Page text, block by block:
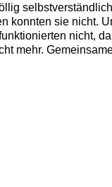
konnten sie nicht.
nicht,
mehr.